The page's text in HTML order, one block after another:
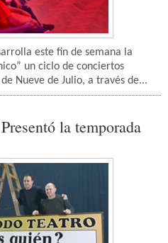
este fin de semana la
un ciclo de conciertos
Nueve de Julio, a través de...
la temporada